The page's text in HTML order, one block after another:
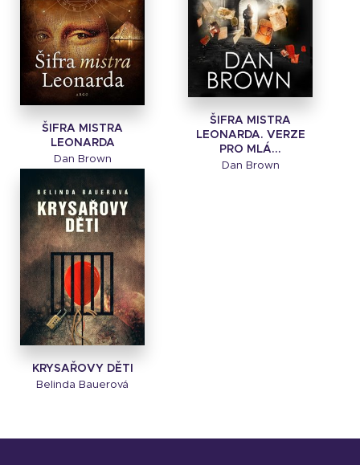
ŠIFRA MISTRA
LEONARDA
Dan Brown
ŠIFRA MISTRA
LEONARDA. VERZE
PRO MLÁ...
Dan Brown
KRYSAŘOVY DĚTI
Belinda Bauerová